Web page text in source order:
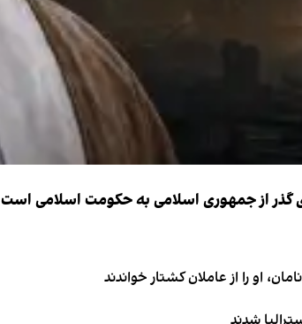
گذر از جمهوری اسلامی به حکومت اسلامی است
او را از عاملان کشتار خواندند